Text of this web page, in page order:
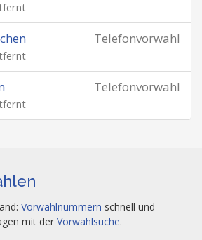
Telefonvorwahl
Telefonvorwahl
Vorwahlnummern schnell und
mit der Vorwahlsuche.